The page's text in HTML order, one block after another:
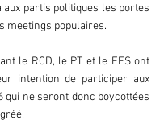
partis politiques les portes
meetings populaires.
le RCD, le PT et le FFS ont
intention de participer aux
qui ne seront donc boycottées